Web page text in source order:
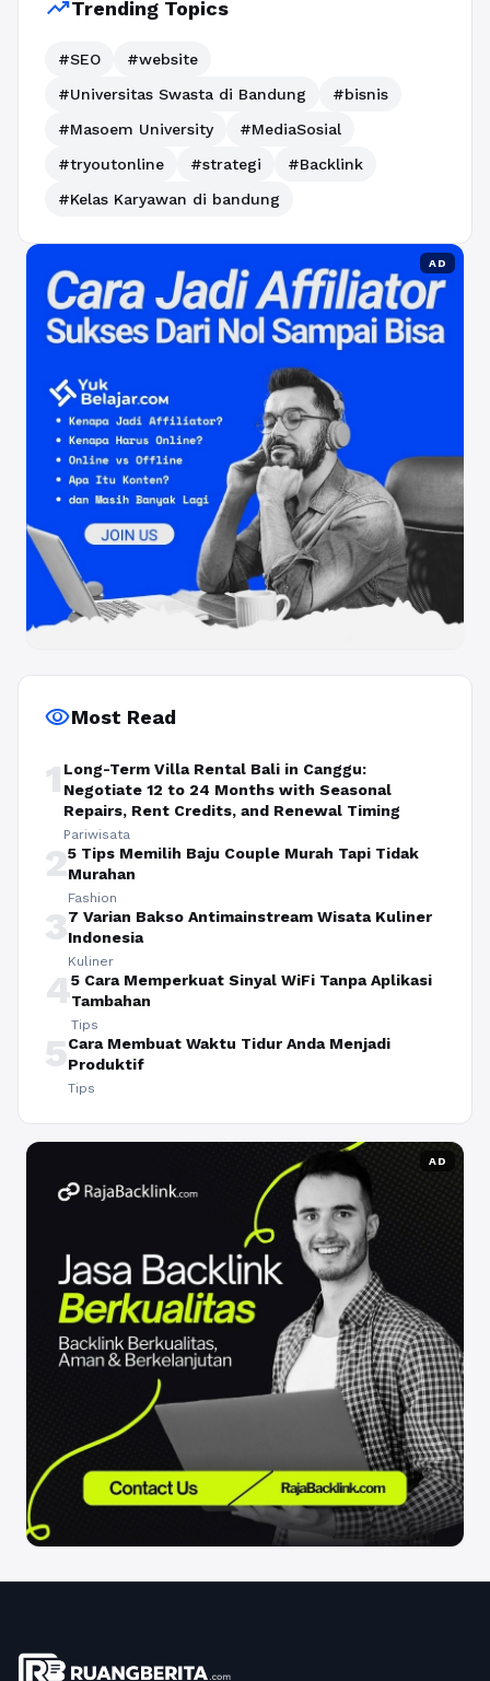
trending_upTrending Topics
#SEO
#website
#Universitas Swasta di Bandung
#bisnis
#Masoem University
#MediaSosial
#tryoutonline
#strategi
#Backlink
#Kelas Karyawan di bandung
AD
visibilityMost Read
1 Long-Term Villa Rental Bali in Canggu:
Negotiate 12 to 24 Months with Seasonal
Repairs, Rent Credits, and Renewal Timing
Pariwisata
25 Tips Memilih Baju Couple Murah Tapi Tidak
Murahan
Fashion
37 Varian Bakso Antimainstream Wisata Kuliner
Indonesia
Kuliner
45 Cara Memperkuat Sinyal WiFi Tanpa Aplikasi
Tambahan
Tips
5Cara Membuat Waktu Tidur Anda Menjadi
Produktif
Tips
AD